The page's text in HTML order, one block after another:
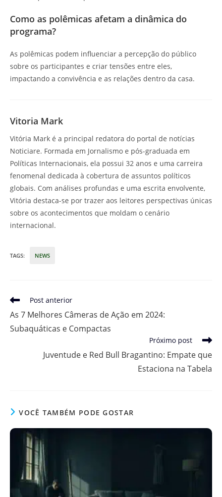
Como as polêmicas afetam a dinâmica do
programa?
As polêmicas podem influenciar a percepção do público
sobre os participantes e criar tensões entre eles,
impactando a convivência e as relações dentro da casa.
Vitoria Mark
Vitória Mark é a principal redatora do portal de notícias
Noticiare. Formada em Jornalismo e pós-graduada em
Políticas Internacionais, ela possui 32 anos e uma carreira
fenomenal dedicada à cobertura de assuntos políticos
globais. Com análises profundas e uma escrita envolvente,
Vitória destaca-se por trazer aos leitores perspectivas únicas
sobre os acontecimentos que moldam o cenário
internacional.
TAGS: NEWS
Leia
artigos
Post anterior
As 7 Melhores Câmeras de Ação em 2024:
Subaquáticas e Compactas
Próximo post
Juventude e Red Bull Bragantino: Empate que
Estaciona na Tabela
VOCÊ TAMBÉM PODE GOSTAR